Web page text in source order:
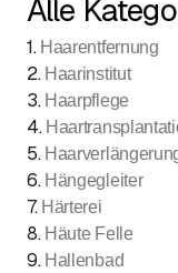
Alle
1. Haarentfernung
2. Haarinstitut
3. Haarpflege
4.
5.
6. Hängegleiter
7. Härterei
8. Häute Felle
9. Hallenbad